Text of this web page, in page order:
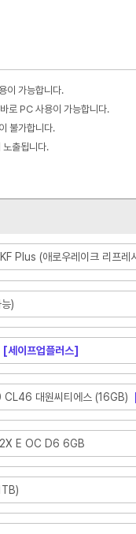
이 가능합니다.
로 PC 사용이 가능합니다.
불가합니다.
노출됩니다.
Plus (애로우레이크 리프레
)
[세이프업플러스]
대원씨티에스 (16GB)
E OC D6 6GB